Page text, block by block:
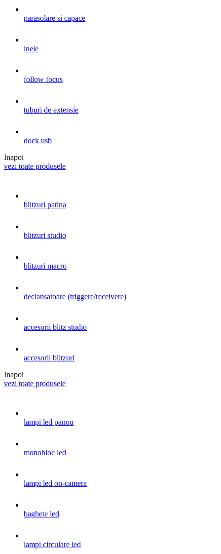
parasolare si capace
inele
follow focus
tuburi de extensie
dock usb
Inapoi
vezi toate produsele
blitzuri patina
blitzuri studio
blitzuri macro
declansatoare (triggere/receivere)
accesorii blitz studio
accesorii blitzuri
Inapoi
vezi toate produsele
lampi led panou
monobloc led
lampi led on-camera
baghete led
lampi circulare led